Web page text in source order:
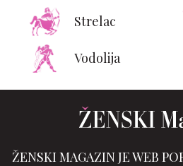
Strelac
Vodolija
ŽENSKI MAGAZIN JE WEB